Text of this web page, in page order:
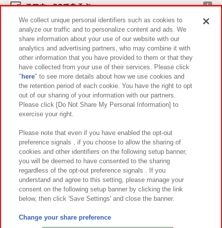
スマホ・PCであそぶ
イベント・キャンペーン
関連会社 サステナビリティ サイトポリシー
プライバシーポリシー ウェブアクセシビリティ方針と検証結果
お取引先さまとともに
カスタマーハラスメント対応方針 よくあるご質問・お問い合わせ
©Bandai Namco Amusement Inc.
©Bandai Namco Amusement Lab Inc.
We collect unique personal identifiers such as cookies to
analyze our traffic and to personalize content and ads. We
share information about your use of our website with our
analytics and advertising partners, who may combine it with
other information that you have provided to them or that they
have collected from your use of their services. Please click
" here" to see more details about how we use cookies and
the retention period of each cookie. You have the right to opt
out of our sharing of your information with our partners.
Please click [Do Not Share My Personal Information] to
exercise your right.
Please note that even if you have enabled the opt-out
preference signals , if you choose to allow the sharing of
cookies and other identifiers on the following setup banner,
you will be deemed to have consented to the sharing
regardless of the opt-out preference signals . If you
understand and agree to this setting, please manage your
consent on the following setup banner by clicking the link
below, then click 'Save Settings' and close the banner.
Change your share preference